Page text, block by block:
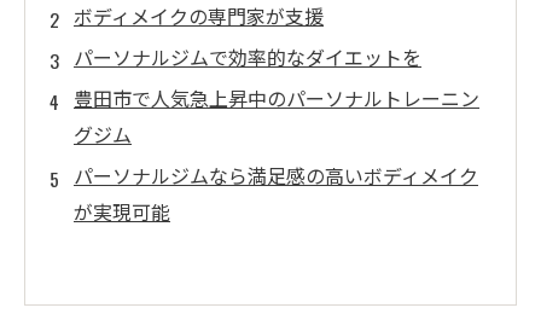
ボディメイクの専門家が支援
パーソナルジムで効率的なダイエットを
豊田市で人気急上昇中のパーソナルトレーニン
グジム
パーソナルジムなら満足感の高いボディメイク
が実現可能